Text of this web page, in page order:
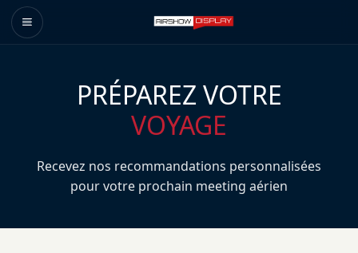
PRÉPAREZ VOTRE
VOYAGE
Recevez nos recommandations personnalisées
pour votre prochain meeting aérien